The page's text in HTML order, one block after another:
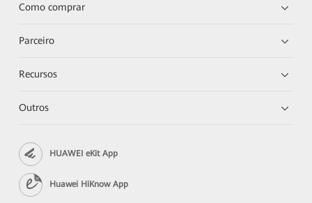
Como comprar
Parceiro
Recursos
Outros
HUAWEI eKit App
Huawei HiKnow App